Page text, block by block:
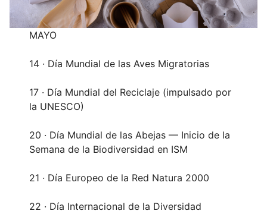
MAYO
14 · Día Mundial de las Aves Migratorias
17 · Día Mundial del Reciclaje (impulsado por
la UNESCO)
20 · Día Mundial de las Abejas — Inicio de la
Semana de la Biodiversidad en ISM
21 · Día Europeo de la Red Natura 2000
22 · Día Internacional de la Diversidad